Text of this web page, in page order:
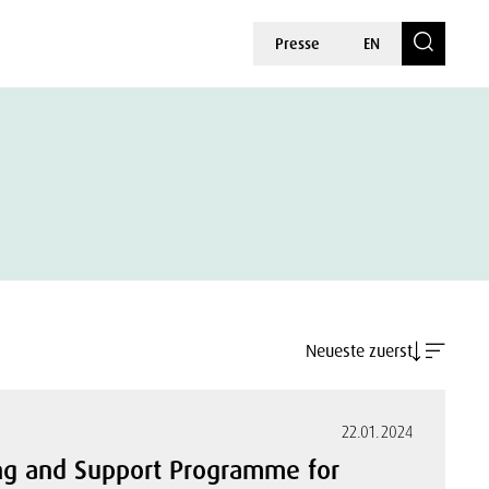
Presse EN
Neueste zuerst
22.01.2024
and Support Programme for